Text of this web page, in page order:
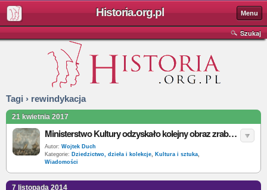
Historia.org.pl Menu
Szukaj
Tagi › rewindykacja
21 kwietnia 2017
Ministerstwo Kultury odzyskało kolejny obraz zrabowany przez Niemców
Autor: Wojtek Duch
Kategorie: Dziedzictwo, dzieła i kolekcje, Kultura i sztuka,
Wiadomości
7 listopada 2014